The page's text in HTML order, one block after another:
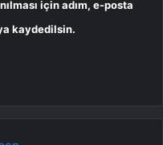
için adım, e-posta
kaydedilsin.